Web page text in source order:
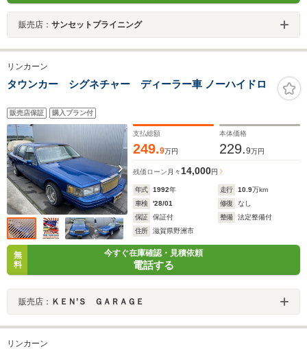
販売店： サンセットプライニング
リンカーン
タウンカー シグネチャー ディーラー車 ノーハイドロ
販売店保証 購入プラン付
支払総額
249.9万円
本体価格
229.9万円
残価ローン 月々 14,000円
年式 1992年 走行 10.9万km
車検
'28/01 修復
なし
保証
保証付 整備
法定整備付
住所
滋賀県野洲市
無
料
今すぐ在庫確認・見積依頼
電話する
販売店： ＫＥＮ’Ｓ ＧＡＲＡＧＥ
リンカーン